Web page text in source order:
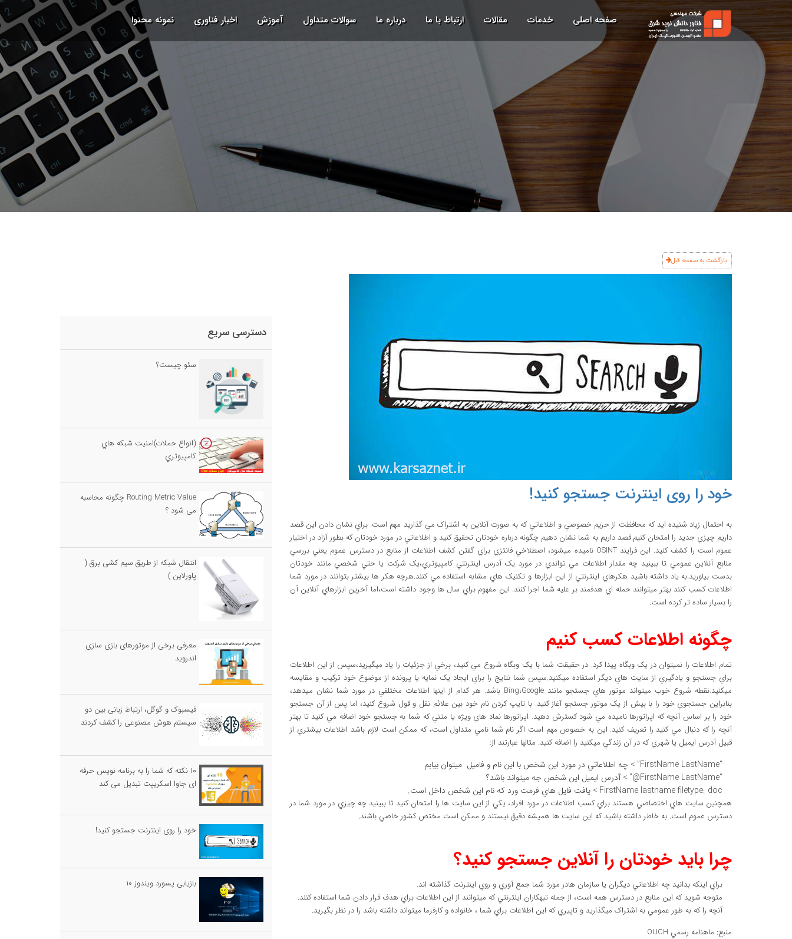
نمونه محتوا اخبار فناوری آموزش سوالات متداول درباره ما ارتباط با ما مقالات خدمات صفحه اصلی
بازگشت به صفحه قبل
دسترسی سریع
سئو چیست؟
(انواع حملات)امنيت شبكه هاي
كامپيوتري
Routing Metric Value چگونه محاسبه
می شود ؟
انتقال شبکه از طریق سیم کشی برق (
پاورلاین )
معرفی برخی از موتورهای بازی سازی
اندروید
فیسبوک و گوگل، ارتباط زبانی بین دو
سیستم هوش مصنوعی را کشف کردند
۱۰ نکته که شما را به برنامه نویس حرفه
ای جاوا اسکریپت تبدیل می کند
خود را روی اینترنت جستجو کنید!
بازیابی پسورد ویندوز ۱۰
خود را روی اینترنت جستجو کنید!
به احتمال زياد شنيده ايد که محافظت از حريم خصوصي و اطلاعاتي که به صورت آنلاين به اشتراک مي گذاريد مهم است. براي نشان دادن اين قصد
داريم چيزي جديد را امتحان کنيم.قصد داريم به شما نشان دهيم چگونه درباره خودتان تحقيق کنيد و اطلاعاتي در مورد خودتان که بطور آزاد در اختيار
عموم است را کشف کنيد. اين فرايند OSINT ناميده ميشود، اصطلاخي فانتزي براي گفتن کشف اطلاعات از منابع در دسترس عموم يعني بررسي
منابع آنلاين عمومي تا ببينيد چه مقدار اطلاعات مي تواندي در مورد يک آدرس اينترنتي کامپيوتري،يک شرکت يا حتي شخصي مانند خودتان
بدست بياوريد.به ياد داشته باشيد هکرهاي اينترنتي از اين ابزارها و تکنيک هاي مشابه استفاده مي کنند.هرچه هکر ها بيشتر بتوانند در مورد شما
اطلاعات کسب کنند بهتر ميتوانند حمله اي هدفمند بر عليه شما اجرا کنند. اين مفهوم براي سال ها وجود داشته است،اما آخرين ابزارهاي آنلاين آن
را بسيار ساده تر کرده است.
چگونه اطلاعات کسب کنيم
تمام اطلاعات را نميتوان در يک وبگاه پيدا کرد. در حقيقت شما با يک وبگاه شروع مي کنيد، برخي از جزئيات را ياد ميگيريد،سپس از اين اطلاعات
براي جستجو و يادگيري از سايت هاي ديگر استفاده ميکنيد.سپس شما نتايج را براي ايجاد يک نمايه يا پرونده از موضوع خود ترکيب و مقايسه
ميکنيد.نقطه شروع خوب ميتواند موتور هاي جستجو مانند Bing،Google باشد. هر کدام از اينها اطلاعات مختلفي در مورد شما نشان ميدهد،
بنابراين جستجوي خود را با بيش از يک موتور جستجو آغاز کنيد. با تايپ کردن نام خود بين علائم نقل و قول شروع کنيد، اما پس از آن جستجو
خود را بر اساس آنچه که اپراتورها ناميده مي شود کسترش دهيد. اپراتورها نماد هاي ويژه يا متني که شما به جستجو خود اضافه مي کنيد تا بهتر
آنچه را که دنبال مي کنيد را تعريف کنيد. اين به خصوص مهم است اگر نام شما نامي متداول است، که ممکن است لازم باشد اطلاعات بيشتري از
قبيل آدرس ايميل يا شهري که در آن زندگي ميکنيد را اضافه کنيد. مثالها عبارتند از:
“FirstName LastName” > چه اطلاعاتي در مورد اين شخص با اين نام و فاميل ميتوان بيابم
“FirstName LastName@” > آدرس ايميل اين شخص جه ميتواند باشد؟
همچنين سايت هاي اختصاصي هستند براي کسب اطلاعات در مورد افراد، يکي از اين سايت ها را امتحان کنيد تا ببينيد چه چيزي در مورد شما در
دسترس عموم است. به خاطر داشته باشيد که اين سايت ها هميشه دقيق نيستند و ممکن است مختص کشور خاصي باشند.
چرا بايد خودتان را آنلاين جستجو کنيد؟
براي اينکه بدانيد چه اطلاعاتي ديگران يا سازمان هادر مورد شما جمع آوري و روي اينترنت گذاشته اند.
متوجه شويد که اين منابع در دسترس همه است، از جمله تبهکاران اينترنتي که ميتوانند از اين اطلاعات براي هدف قرار دادن شما استفاده کنند.
آنچه را که به طور عمومي به اشتراک ميگذاريد و تاپيري که اين اطلاعات براي شما ، خانواده و کارفرما ميتواند داشته باشد را در نظر بگيريد.
منبع: ماهنامه رسمي OUCH